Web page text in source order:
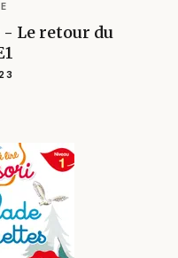
Le retour du